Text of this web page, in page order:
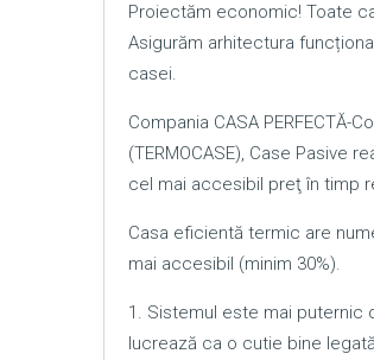
Proiectăm economic! Toate
Asigurăm arhitectura
casei.
Compania CASA
(TERMOCASE), Case Pasive
cel mai accesibil preţ în timp
Casa eficientă termic are
mai accesibil (minim 30%).
1. Sistemul este mai
lucrează ca o cutie bine